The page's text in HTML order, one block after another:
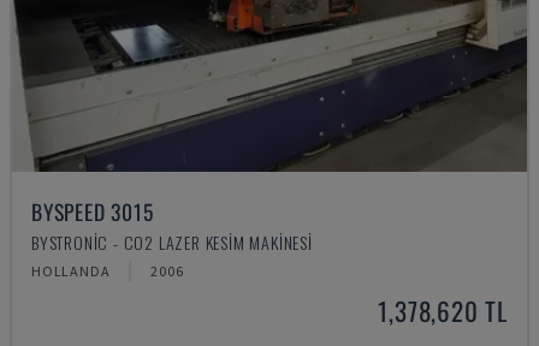
BYSPEED 3015
BYSTRONIC - CO2 LAZER KESIM MAKINESI
HOLLANDA 2006
1,378,620 TL